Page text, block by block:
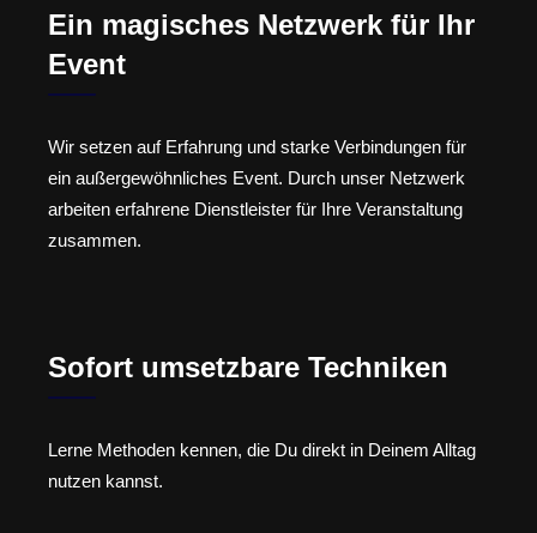
Ein magisches Netzwerk für Ihr
Event
Wir setzen auf Erfahrung und starke Verbindungen für
ein außergewöhnliches Event. Durch unser Netzwerk
arbeiten erfahrene Dienstleister für Ihre Veranstaltung
zusammen.
Sofort umsetzbare Techniken
Lerne Methoden kennen, die Du direkt in Deinem Alltag
nutzen kannst.